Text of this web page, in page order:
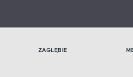
ZAGŁĘBIE